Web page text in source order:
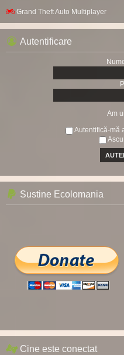
Grand Theft Auto Multiplayer
Autentificare
Am
Autentifică-mă
Sustine Ecolomania
Cine este conectat